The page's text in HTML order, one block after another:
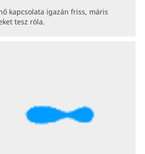
kapcsolata igazán friss, máris
tesz róla.